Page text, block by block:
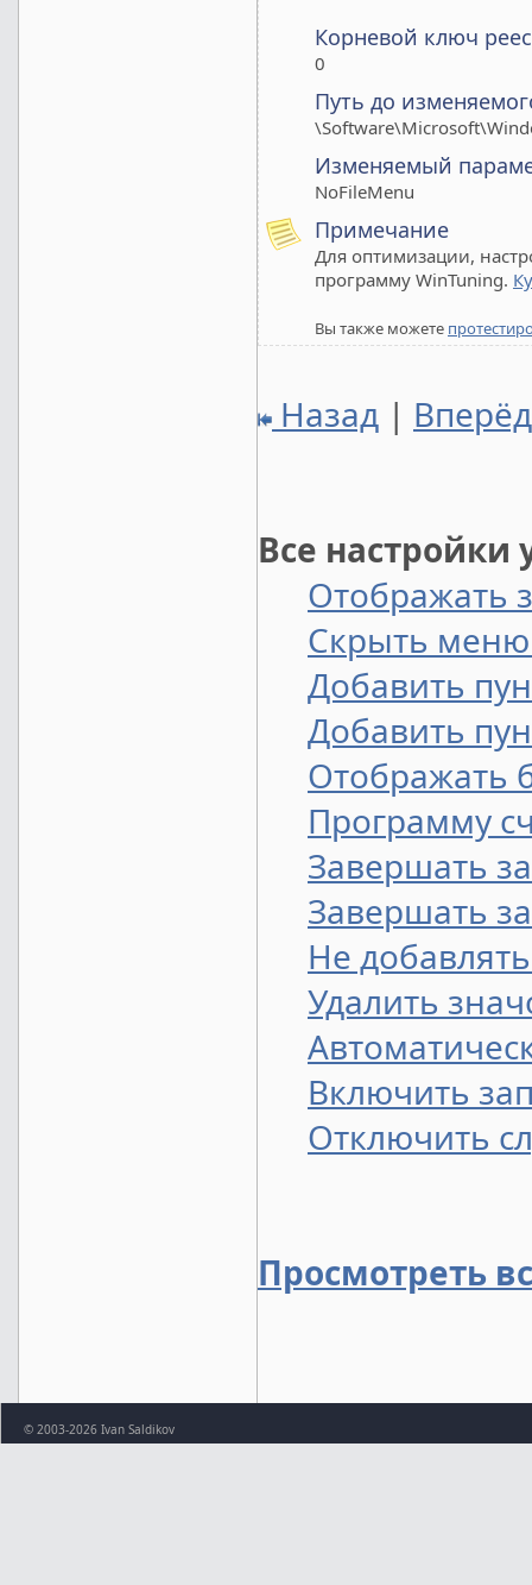
Корневой ключ
0
Путь до
Изменяемый
NoFileMenu
Примечание
Для оптимизации,
программу WinTuning.
Вы также можете
Назад |
Все
Отображать
Скрыть
Добавить
Добавить
Отображать
Программу
Завершать
Завершать
Не
Удалить
Включить
Отключить
Просмотреть
© 2003-2026 Ivan Saldikov